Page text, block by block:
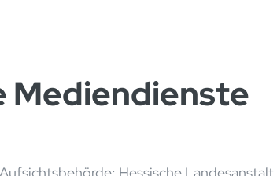
Mediendienste